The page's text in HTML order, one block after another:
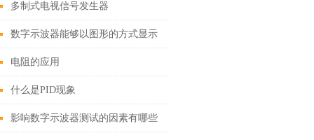
多制式电视信号发生器
NTSC/PAL/SECAM 电视信号发生
器
数字示波器能够以图形的方式显示
信号的幅度频率和相位等信息
电阻的应用
什么是PID现象
影响数字示波器测试的因素有哪些